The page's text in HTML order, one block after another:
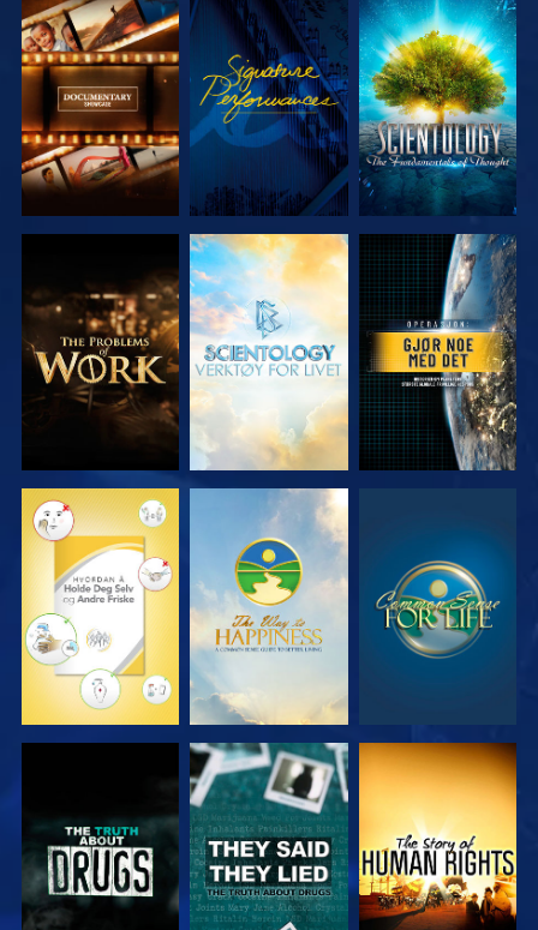
UTFORSK
SERIEN
SE
UTFORSK
SERIEN
UTFORSK
SERIEN
UTFORSK
SERIEN
SE
SE SE SE
SE SE